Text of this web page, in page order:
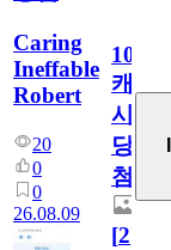
Caring
Ineffable
Robert
20
0
0
26.08.09
100
캐
시
당
첨
[2]